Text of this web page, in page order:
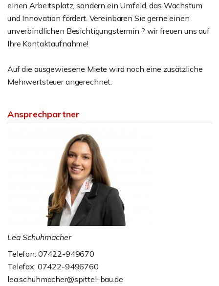
einen Arbeitsplatz, sondern ein Umfeld, das Wachstum
und Innovation fördert. Vereinbaren Sie gerne einen
unverbindlichen Besichtigungstermin ? wir freuen uns auf
Ihre Kontaktaufnahme!
Auf die ausgewiesene Miete wird noch eine zusätzliche
Mehrwertsteuer angerechnet.
Ansprechpartner
Lea Schuhmacher
Telefon: 07422-949670
Telefax: 07422-9496760
lea.schuhmacher@spittel-bau.de